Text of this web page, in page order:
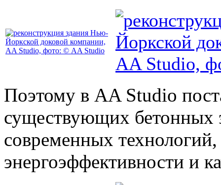
Поэтому в AA Studio
существующих бетонных
современных
энергоэффективности и